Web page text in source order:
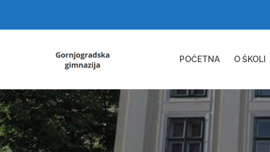
POČETNA O ŠKOLI